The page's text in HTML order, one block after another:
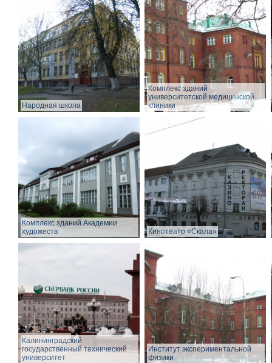
Народная школа
Комплекс зданий
университетской медицинской
клиники
Комплекс зданий Академии
художеств
Кинотеатр «Скала»
Калининградский
государственный технический
университет
Институт экспериментальной
физики